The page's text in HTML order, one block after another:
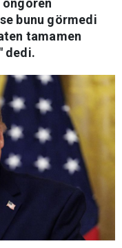
öngören
bunu görmedi
tamamen
dedi.